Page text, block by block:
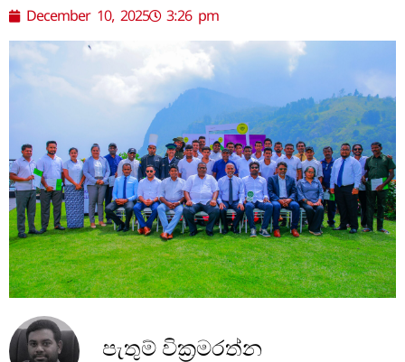
December 10, 2025 3:26 pm
පැතුම් වික්‍රමරත්න